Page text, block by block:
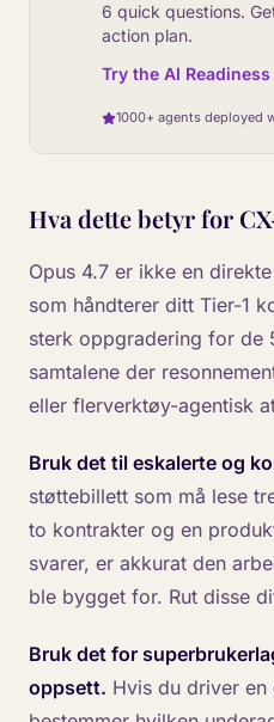
6 quick questions.
action plan.
Try the AI
1000+ agents deployed
Hva dette betyr for
Opus 4.7 er ikke en
som håndterer ditt Tier-1
sterk oppgradering for de
samtalene der
eller flerverktøy-agentisk
Bruk det til eskalerte og
støttebillett som må lese
to kontrakter og en
svarer, er akkurat den
ble bygget for. Rut disse
Bruk det for
oppsett. Hvis du driver